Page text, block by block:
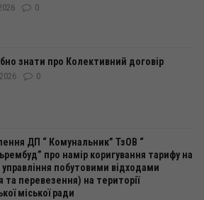
0
знати про Колективний договір
0
ДП “ Комунальник” ТзОВ “
про намір коригування тарифу на
управління побутовими відходами
та перевезення) на території
міської ради